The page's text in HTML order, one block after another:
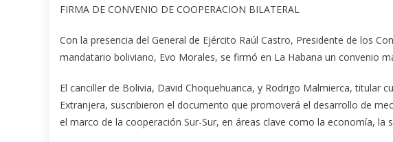
FIRMA DE CONVENIO DE COOPERACION BILATERAL
Con la presencia del General de Ejército Raúl Castro, Presidente de los
mandatario boliviano, Evo Morales, se firmó en La Habana un convenio
El canciller de Bolivia, David Choquehuanca, y Rodrigo Malmierca, titular
Extranjera, suscribieron el documento que promoverá el desarrollo de
el marco de la cooperación Sur-Sur, en áreas clave como la economía, la